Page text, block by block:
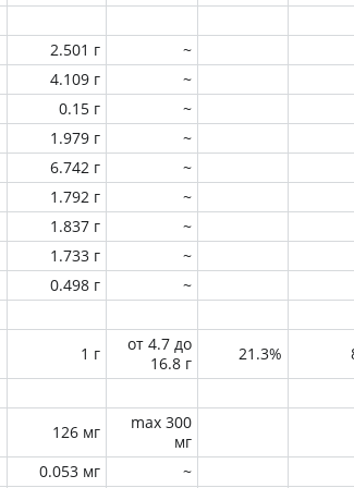
2.501 г
~
4.109 г
~
0.15 г
~
1.979 г
~
6.742 г
~
1.792 г
~
1.837 г
~
1.733 г
~
0.498 г ~
1 г
от 4.7 до
16.8 г
21.3%
126 мг
max 300
мг
0.053 мг ~